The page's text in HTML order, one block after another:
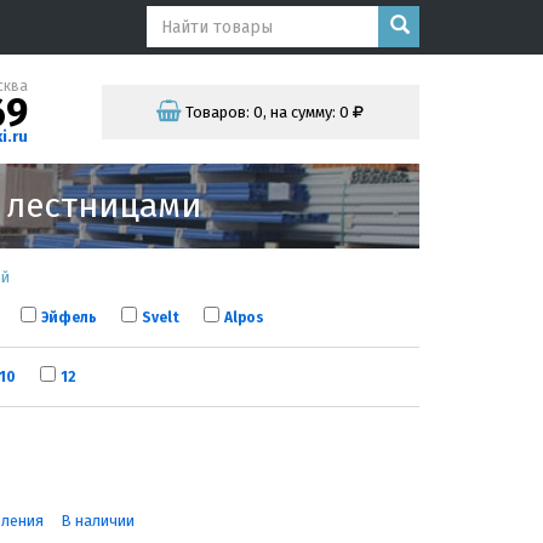
Товаров:0, на сумму:0
Эйфель Svelt Alpos
10 12
В наличии